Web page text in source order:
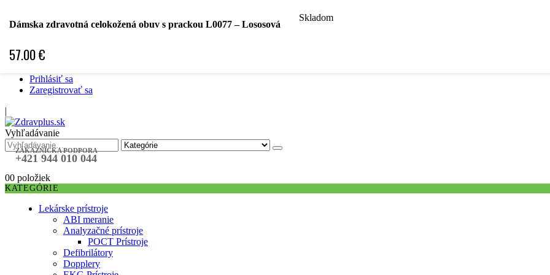
Hľadať podľa špecializácie
Špecifická objednávka
Prihlásiť sa
Zaregistrovať sa
|
Vyhľadávanie
ZÁKAZNÍCKA PODPORA
+421 944 010 044
00 položiek
KATEGÓRIE
Lekárske prístroje
ABI meranie
Analyzačné prístroje
POCT Prístroje
Defibrilátory
Dopplery
Dámska zdravotná celokožená obuv s prackou L0077 – Lososová
57.00€
Skladom